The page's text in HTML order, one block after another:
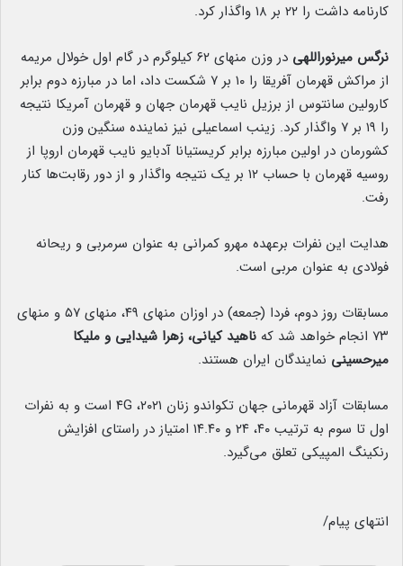
کارنامه داشت را ۲۲ بر ۱۸ واگذار کرد.
نرگس میرنوراللهی
در وزن منهای ۶۲ کیلوگرم در گام اول خولال مریمه
از مراکش قهرمان آفریقا را ۱۰ بر ۷ شکست داد، اما در مبارزه دوم برابر
کارولین سانتوس از برزیل نایب قهرمان جهان و قهرمان آمریکا نتیجه
را ۱۹ بر ۷ واگذار کرد. زینب اسماعیلی نیز نماینده سنگین وزن
کشورمان در اولین مبارزه برابر کریستیانا آدبایو نایب قهرمان اروپا از
روسیه قهرمان با حساب ۱۲ بر یک نتیجه واگذار و از دور رقابت‌ها کنار
رفت.
هدایت این نفرات برعهده مهرو کمرانی به عنوان سرمربی و ریحانه
فولادی به عنوان مربی است.
مسابقات روز دوم، فردا (جمعه) در اوزان منهای ۴۹، منهای ۵۷ و منهای
۷۳ انجام خواهد شد که
ناهید کیانی، زهرا شیدایی و ملیکا
میرحسینی نمایندگان ایران هستند.
مسابقات آزاد قهرمانی جهان تکواندو زنان ۲۰۲۱، ۴G است و به نفرات
اول تا سوم به ترتیب ۴۰، ۲۴ و ۱۴.۴۰ امتیاز در راستای افزایش
رنکینگ المپیکی تعلق می‌گیرد.
انتهای پیام/